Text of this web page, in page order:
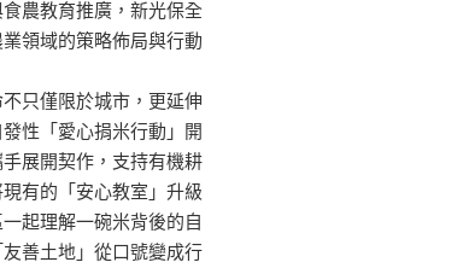
農教育推廣，新光保全
領域的策略佈局與行動
只僅限於城市，更延伸
性「愛心捐米行動」開
展開契作，支持有機耕
有的「安心教室」升級
起理解一碗米背後的自
善土地」從口號變成行